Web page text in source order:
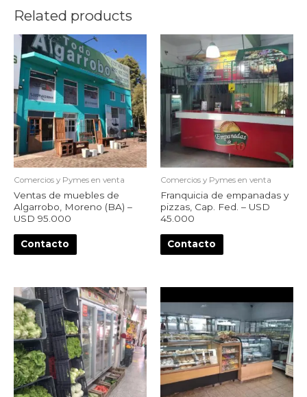
Related products
Comercios y Pymes en venta
Ventas de muebles de
Algarrobo, Moreno (BA) –
USD 95.000
Contacto
Comercios y Pymes en venta
Franquicia de empanadas y
pizzas, Cap. Fed. – USD
45.000
Contacto